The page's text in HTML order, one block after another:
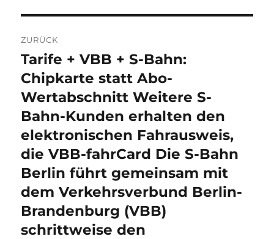
ZURÜCK
Vorheriger
Beitrag:
Tarife + VBB + S-Bahn:
Chipkarte statt Abo-
Wertabschnitt Weitere S-
Bahn-Kunden erhalten den
elektronischen Fahrausweis,
die VBB-fahrCard Die S-Bahn
Berlin führt gemeinsam mit
dem Verkehrsverbund Berlin-
Brandenburg (VBB)
schrittweise den